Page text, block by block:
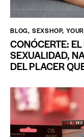
BLOG, SEXSHOP,
CONÓCERTE:
SEXUALIDAD,
DEL PLACER